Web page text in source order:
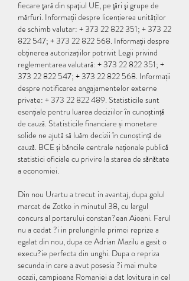
fiecare ţară din spaţiul UE, pe ţări şi grupe de
mărfuri. Informații despre licențierea unităților
de schimb valutar: + 373 22 822 351; + 373 22
822 547; + 373 22 822 568. Informații despre
obținerea autorizațiilor potrivit Legii privind
reglementarea valutară: + 373 22 822 351; +
373 22 822 547; + 373 22 822 568. Informații
despre notificarea angajamentelor externe
private: + 373 22 822 489. Statisticile sunt
esențiale pentru luarea deciziilor în cunoștință
de cauză. Statisticile financiare și monetare
solide ne ajută să luăm decizii în cunoștință de
cauză. BCE și băncile centrale naționale publică
statistici oficiale cu privire la starea de sănătate
a economiei.
Din nou Urartu a trecut in avantaj, dupa golul
marcat de Zotko in minutul 38, cu largul
concurs al portarului constan?ean Aioani. Farul
nu a cedat ?i in prelungirile primei reprize a
egalat din nou, dupa ce Adrian Mazilu a gasit o
execu?ie perfecta din unghi. Dupa o repriza
secunda in care a avut posesia ?i mai multe
ocazii, campioana Romaniei a dat lovitura in cel